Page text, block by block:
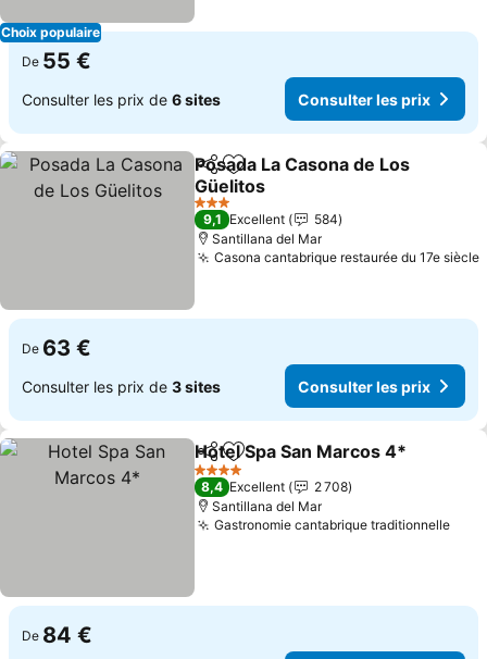
Choix populaire
De 55 €
Consulter les prix de 6 sites Consulter les prix
PartagerAjouter à mes favoris
Posada La Casona de Los
Güelitos
3 Étoiles
9,1 Excellent
584
Santillana del Mar
Casona cantabrique restaurée du 17e siècle
De 63 €
Consulter les prix de 3 sites Consulter les prix
PartagerAjouter à mes favoris
Hotel Spa San Marcos 4*
4 Étoiles
8,4 Excellent
2 708
Santillana del Mar
Gastronomie cantabrique traditionnelle
De 84 €